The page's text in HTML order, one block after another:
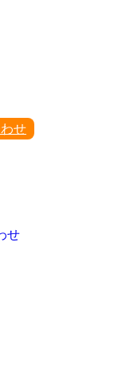
せ
せ